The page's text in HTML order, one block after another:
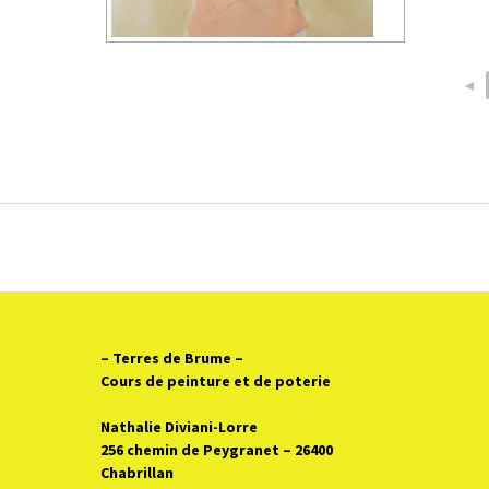
◄
– Terres de Brume –
Cours de peinture et de poterie
Nathalie Diviani-Lorre
256 chemin de Peygranet – 26400
Chabrillan